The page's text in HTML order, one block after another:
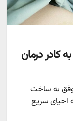
کادر درمان
موفق به ساخت
احیای سریع